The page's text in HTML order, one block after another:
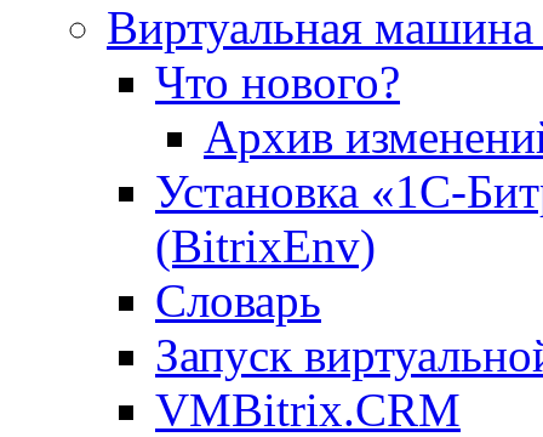
Виртуальная
Что нового?
Архив
Установка «1С-
(BitrixEnv)
Словарь
Запуск
VMBitrix.CRM